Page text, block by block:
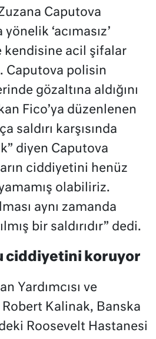
Caputova
‘acımasız’
kendisine acil şifalar
Caputova polisin
gözaltına aldığını
Fico’ya düzenlenen
saldırı karşısında
diyen Caputova
ciddiyetini henüz
olabiliriz.
aynı zamanda
bir saldırıdır” dedi.
ciddiyetini koruyor
Yardımcısı ve
Robert Kalinak, Banska
Roosevelt Hastanesi